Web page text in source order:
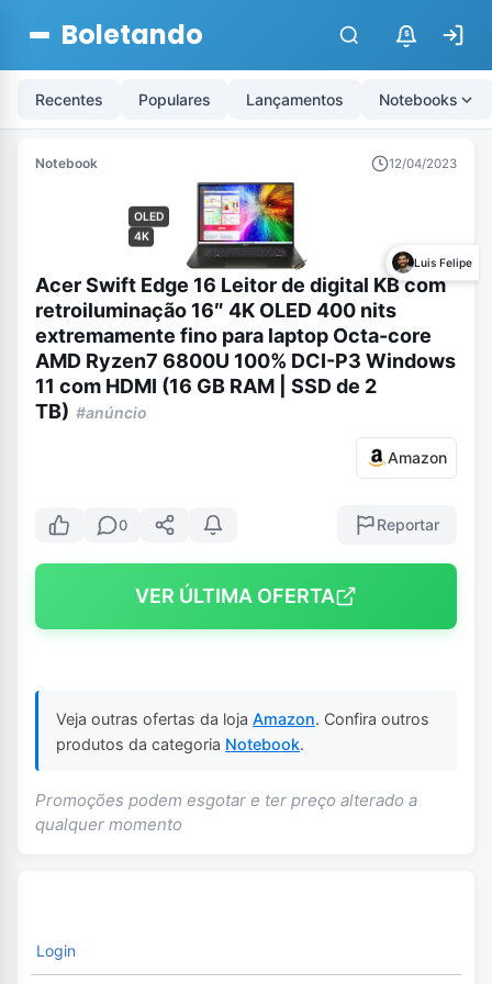
Boletando $
Recentes Populares Lançamentos Notebooks
Notebook 12/04/2023
OLED
4K
Luis Felipe
Acer Swift Edge 16 Leitor de digital KB com
retroiluminação 16″ 4K OLED 400 nits
extremamente fino para laptop Octa-core
AMD Ryzen7 6800U 100% DCI-P3 Windows
11 com HDMI (16 GB RAM | SSD de 2
TB) #anúncio
Amazon
0 Reportar
VER ÚLTIMA OFERTA
Veja outras ofertas da loja Amazon. Confira outros
produtos da categoria Notebook.
Promoções podem esgotar e ter preço alterado a
qualquer momento
Login